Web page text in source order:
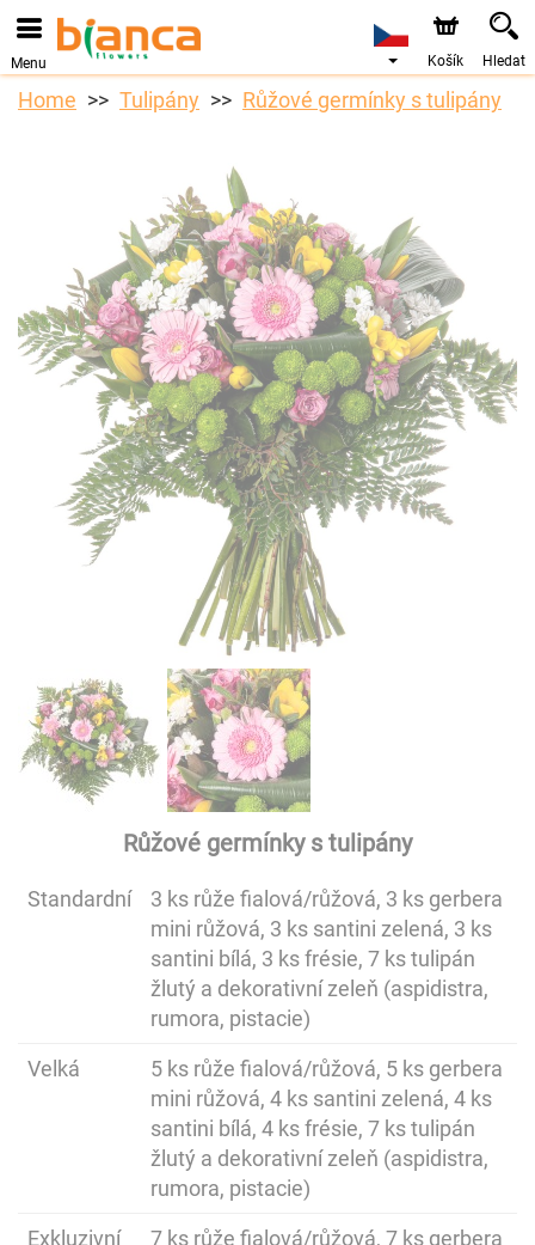
Menu Košík Hledat
Home Tulipány Růžové germínky s tulipány
Růžové germínky s tulipány
Standardní
3 ks růže fialová/růžová, 3 ks gerbera
mini růžová, 3 ks santini zelená, 3 ks
santini bílá, 3 ks frésie, 7 ks tulipán
žlutý a dekorativní zeleň (aspidistra,
rumora, pistacie)
Velká
5 ks růže fialová/růžová, 5 ks gerbera
mini růžová, 4 ks santini zelená, 4 ks
santini bílá, 4 ks frésie, 7 ks tulipán
žlutý a dekorativní zeleň (aspidistra,
rumora, pistacie)
Exkluzivní
7 ks růže fialová/růžová, 7 ks gerbera